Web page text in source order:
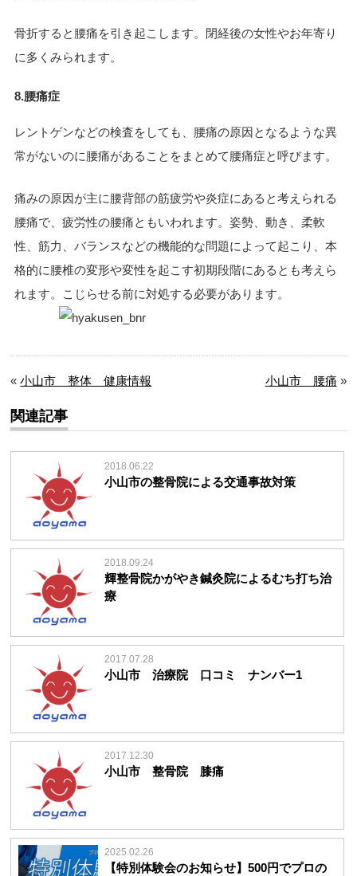
骨折すると腰痛を引き起こします。閉経後の女性やお年寄り
に多くみられます。
8.腰痛症
レントゲンなどの検査をしても、腰痛の原因となるような異
常がないのに腰痛があることをまとめて腰痛症と呼びます。
痛みの原因が主に腰背部の筋疲労や炎症にあると考えられる
腰痛で、疲労性の腰痛ともいわれます。姿勢、動き、柔軟
性、筋力、バランスなどの機能的な問題によって起こり、本
格的に腰椎の変形や変性を起こす初期段階にあるとも考えら
れます。こじらせる前に対処する必要があります。
«小山市 整体 健康情報 小山市 腰痛 »
関連記事
2018.06.22
小山市の整骨院による交通事故対策
2018.09.24
輝整骨院かがやき鍼灸院によるむち打ち治
療
2017.07.28
小山市 治療院 口コミ ナンバー1
2017.12.30
小山市 整骨院 膝痛
2025.02.26
【特別体験会のお知らせ】500円でプロの